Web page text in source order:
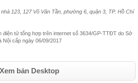
123, 127 Võ Văn Tần, phường 6, quận 3, TP. Hồ Chí
điện tử tổng hợp trên internet số 3634/GP-TTĐT do Sở
Nội cấp ngày 06/09/2017
Xem bản Desktop